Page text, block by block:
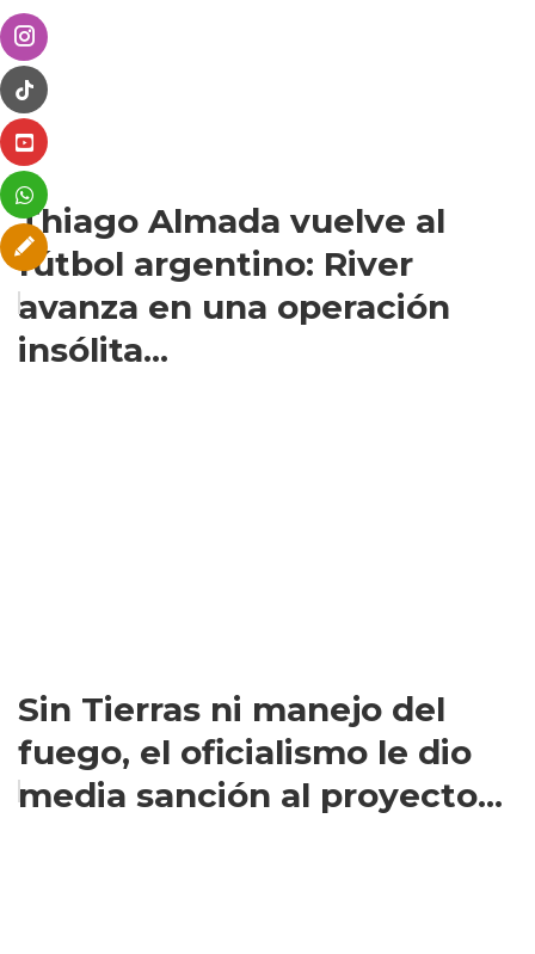
Thiago Almada vuelve al
fútbol argentino: River
avanza en una operación
insólita...
Sin Tierras ni manejo del
fuego, el oficialismo le dio
media sanción al proyecto...